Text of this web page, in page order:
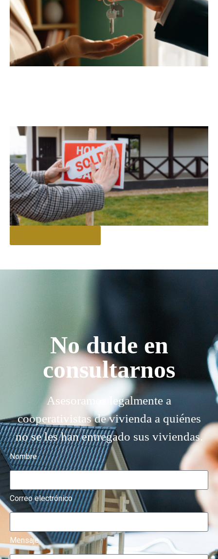
No dude en
consultarnos
Asesoramos legalmente a
cooperativistas de vivienda a quiénes
no se les han entregado sus viviendas.
Nombre
Correo electrónico
Mensaje